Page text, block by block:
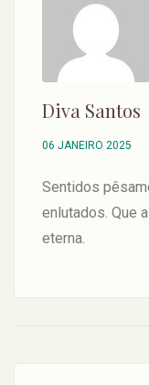
Diva Santos
06 JANEIRO 2025
Sentidos
enlutados. Que
eterna.